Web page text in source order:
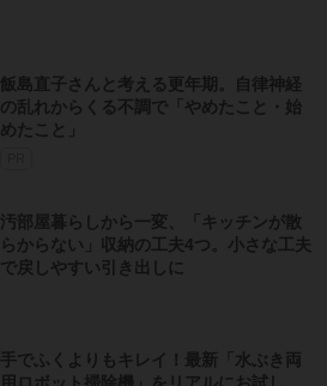
飯島直子さんと考える更年期。自律神経
の乱れからくる不調で「やめたこと・始
めたこと」
汚部屋暮らしから一変、「キッチンが散
らからない」収納の工夫4つ。小さな工夫
で戻しやすい引き出しに
手でふくよりもキレイ！最新「水ぶき両
用ロボット掃除機」をリアルにお試し